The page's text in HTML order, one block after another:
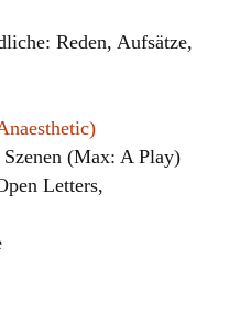
Reden, Aufsätze,
(Max: A Play)
Letters,